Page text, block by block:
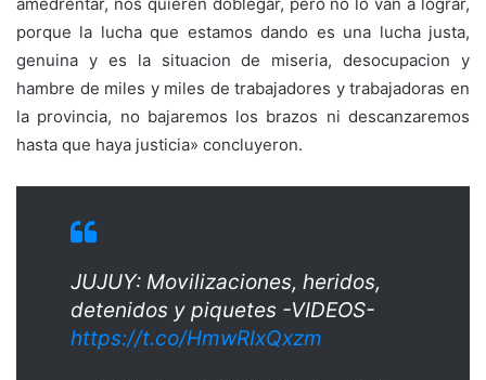
porque la lucha que estamos dando es una lucha justa,
genuina y es la situacion de miseria, desocupacion y
hambre de miles y miles de trabajadores y trabajadoras en
la provincia, no bajaremos los brazos ni descanzaremos
hasta que haya justicia» concluyeron.
JUJUY: Movilizaciones, heridos,
detenidos y piquetes -VIDEOS-
https://t.co/HmwRIxQxzm